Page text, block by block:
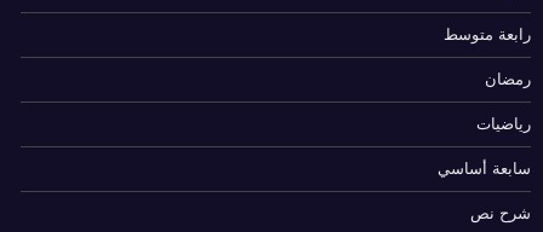
رابعة متوسط
رمضان
رياضيات
سابعة أساسي
شرح نص